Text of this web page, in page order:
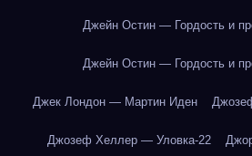
Джейн Остин — Гордость и
Джейн Остин — Гордость и
Джек Лондон — Мартин Иден
Джозеф Хеллер — Уловка-22